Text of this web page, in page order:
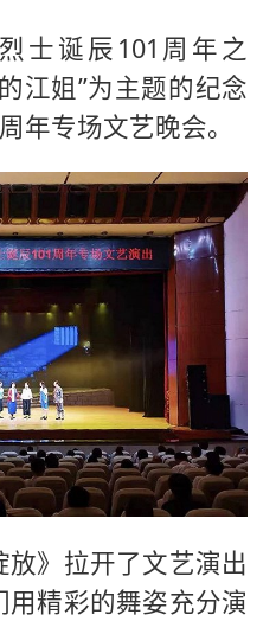
士诞辰101周年之
江姐”为主题的纪念
年专场文艺晚会。
》拉开了文艺演出
精彩的舞姿充分演